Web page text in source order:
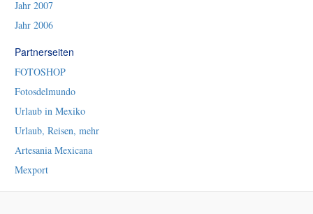
Jahr 2007
Jahr 2006
Partnerseiten
FOTOSHOP
Fotosdelmundo
Urlaub in Mexiko
Urlaub, Reisen, mehr
Artesania Mexicana
Mexport